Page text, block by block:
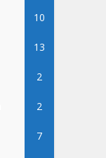
10
13
2
2
7